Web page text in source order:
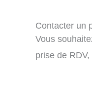
Contacter un
Vous
prise de